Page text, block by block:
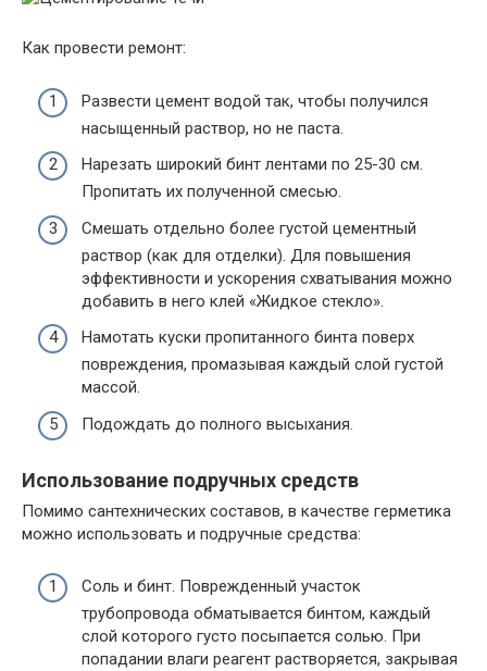
Как провести ремонт:
Развести цемент водой так, чтобы получился
насыщенный раствор, но не паста.
Нарезать широкий бинт лентами по 25-30 см.
Пропитать их полученной смесью.
Смешать отдельно более густой цементный
раствор (как для отделки). Для повышения
эффективности и ускорения схватывания можно
добавить в него клей «Жидкое стекло».
Намотать куски пропитанного бинта поверх
повреждения, промазывая каждый слой густой
массой.
Подождать до полного высыхания.
Использование подручных средств
Помимо сантехнических составов, в качестве герметика
можно использовать и подручные средства:
Соль и бинт. Поврежденный участок
трубопровода обматывается бинтом, каждый
слой которого густо посыпается солью. При
попадании влаги реагент растворяется, закрывая